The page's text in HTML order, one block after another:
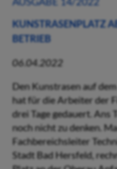
KUNSTRASENPLATZ
BETRIEB
06.04.2022
Den Kunstrasen auf
hat für die Arbeiter der
drei Tage gedauert. Ans
noch nicht zu denken.
Fachbereichsleiter
Stadt Bad Hersfeld,